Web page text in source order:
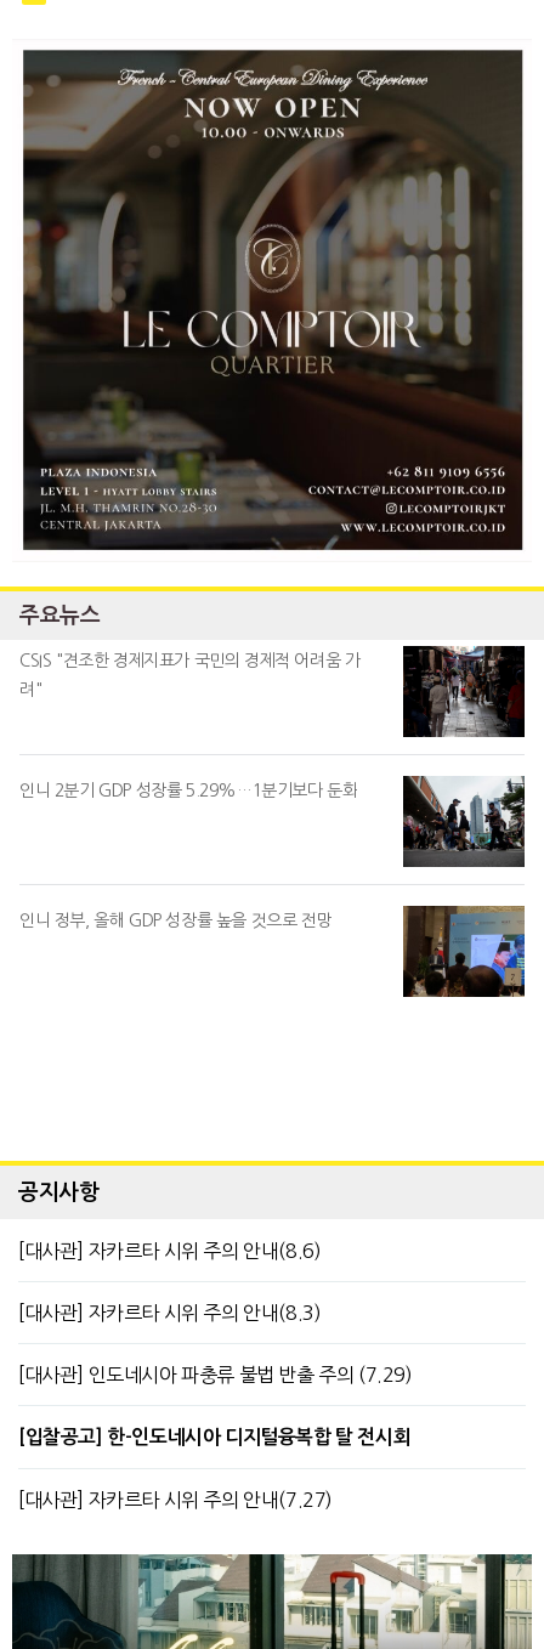
주요뉴스
CSIS "견조한 경제지표가 국민의 경제적 어려움 가
려"
인니 2분기 GDP 성장률 5.29%…1분기보다 둔화
인니 정부, 올해 GDP 성장률 높을 것으로 전망
공지사항
[대사관] 자카르타 시위 주의 안내(8.6)
[대사관] 자카르타 시위 주의 안내(8.3)
[대사관] 인도네시아 파충류 불법 반출 주의 (7.29)
[입찰공고] 한-인도네시아 디지털융복합 탈 전시회
[대사관] 자카르타 시위 주의 안내(7.27)